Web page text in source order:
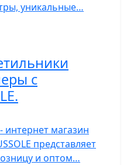
уникальные…
с
интернет магазин
представляет
и оптом…